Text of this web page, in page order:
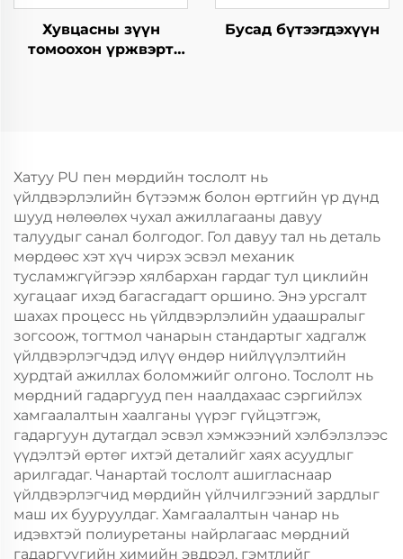
Хувцасны зүүн
томоохон үржвэрт
Бусад бүтээгдэхүүн
Хатуу PU пен мөрдийн тослолт нь
үйлдвэрлэлийн бүтээмж болон өртгийн үр дүнд
шууд нөлөөлөх чухал ажиллагааны давуу
талуудыг санал болгодог. Гол давуу тал нь деталь
мөрдөөс хэт хүч чирэх эсвэл механик
тусламжгүйгээр хялбархан гардаг тул циклийн
хугацааг ихэд багасгадагт оршино. Энэ урсгалт
шахах процесс нь үйлдвэрлэлийн удаашралыг
зогсоож, тогтмол чанарын стандартыг хадгалж
үйлдвэрлэгчдэд илүү өндөр нийлүүлэлтийн
хурдтай ажиллах боломжийг олгоно. Тослолт нь
мөрдний гадаргууд пен наалдахаас сэргийлэх
хамгаалалтын хаалганы үүрэг гүйцэтгэж,
гадаргуун дутагдал эсвэл хэмжээний хэлбэлзлээс
үүдэлтэй өртөг ихтэй деталийг хаях асуудлыг
арилгадаг. Чанартай тослолт ашигласнаар
үйлдвэрлэгчид мөрдийн үйлчилгээний зардлыг
маш их бууруулдаг. Хамгаалалтын чанар нь
идэвхтэй полиуретаны найрлагаас мөрдний
гадаргуугийн химийн эвдрэл, гэмтлийг